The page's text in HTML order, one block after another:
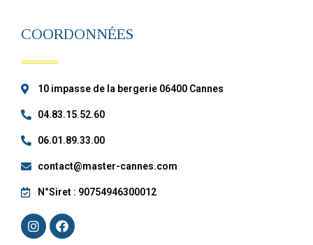
COORDONNÉES
10 impasse de la bergerie 06400 Cannes
04.83.15.52.60
06.01.89.33.00
contact@master-cannes.com
N°Siret : 90754946300012